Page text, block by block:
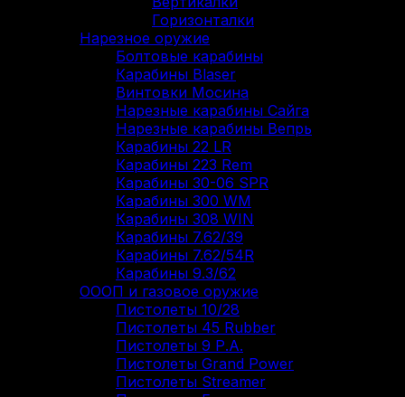
Горизонталки
Нарезное оружие
Болтовые карабины
Карабины Blaser
Винтовки Мосина
Нарезные карабины Сайга
Нарезные карабины Вепрь
Карабины 22 LR
Карабины 223 Rem
Карабины 30-06 SPR
Карабины 300 WM
Карабины 308 WIN
Карабины 7.62/39
Карабины 7.62/54R
Карабины 9.3/62
ОООП и газовое оружие
Пистолеты 10/28
Пистолеты 45 Rubber
Пистолеты 9 Р.А.
Пистолеты Grand Power
Пистолеты Streamer